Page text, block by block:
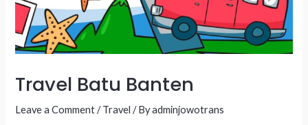
Travel Batu Banten
Leave a Comment /Travel / Byadminjowotrans